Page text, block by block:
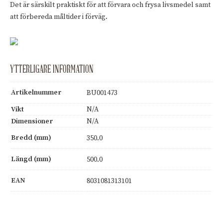
Det är särskilt praktiskt för att förvara och frysa livsmedel samt
att förbereda måltider i förväg.
YTTERLIGARE INFORMATION
Artikelnummer
BU001473
Vikt
N/A
Dimensioner
N/A
Bredd (mm)
350.0
Längd (mm) 500.0
EAN 8031081313101